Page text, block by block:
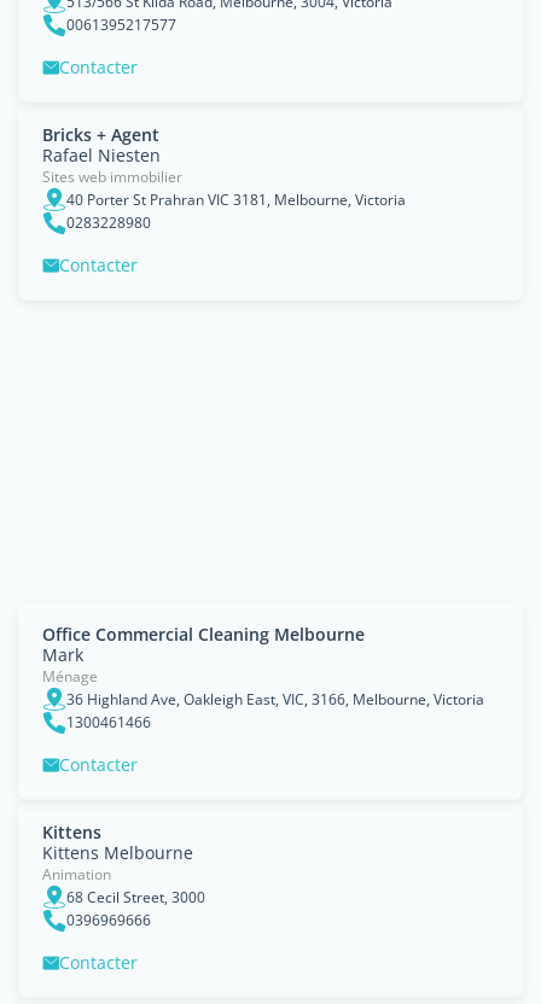
0061395217577
Contacter
Bricks + Agent
Rafael Niesten
Sites web immobilier
40 Porter St Prahran VIC 3181, Melbourne, Victoria
0283228980
Contacter
Office Commercial Cleaning Melbourne
Mark
Ménage
36 Highland Ave, Oakleigh East, VIC, 3166, Melbourne, Victoria
1300461466
Contacter
Kittens
Kittens Melbourne
Animation
68 Cecil Street, 3000
0396969666
Contacter